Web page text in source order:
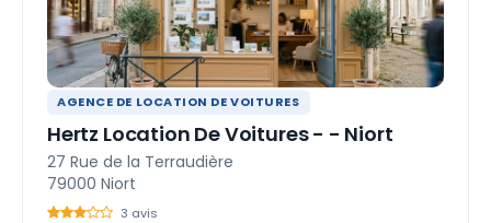
AGENCE DE LOCATION DE VOITURES
Hertz Location De Voitures - - Niort
27 Rue de la Terraudière
79000 Niort
3 avis